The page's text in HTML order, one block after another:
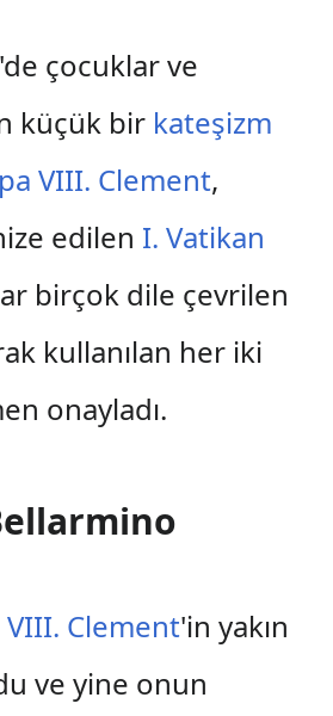
çocuklar ve
küçük bir kateşizm
VIII. Clement,
edilen I. Vatikan
birçok dile çevrilen
kullanılan her iki
onayladı.
VIII. Clement'in yakın
ve yine onun